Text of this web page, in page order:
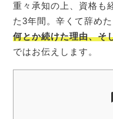
重々承知の上、資格も
た3年間。辛くて辞め
何とか続けた理由、そ
ではお伝えします。